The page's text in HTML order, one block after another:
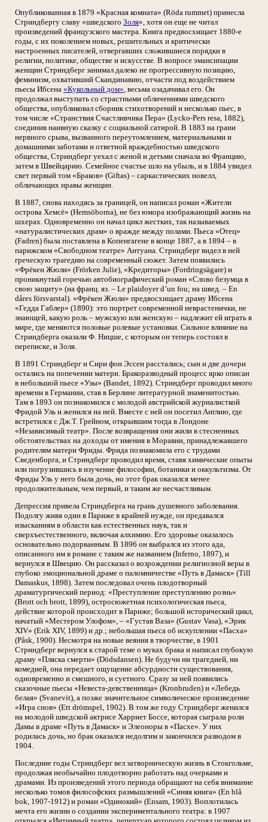
Опубликованная в 1879 «Красная комната» (Röda rummet) принесла
Стриндбергу славу «шведского Золя», хотя он еще не читал
произведений французского мастера. Книга предвосхищает 1880-е
годы, с их поколением новых, решительных и критически
настроенных писателей, отвергавших сложившиеся порядки в
религии, политике, обществе и искусстве. В вопросе эмансипации
женщин Стриндберг занимал далеко не прогрессивную позицию,
феминизм, охвативший Скандинавию, отчасти под воздействием
пьесы Ибсена «Кукольный дом», весьма озадачивал его. Он
продолжал выступать со страстными обличениями шведского
общества, опубликовал сборник стихотворений и несколько пьес, в
том числе «Странствия Счастливчика Пера» (Lycko-Pers resa, 1882),
соединив наивную сказку с социальной сатирой. В 1883 на грани
нервного срыва, вызванного переутомлением, материальными и
домашними заботами и ответной враждебностью шведского
общества, Стриндберг уехал с женой и детьми сначала во Францию,
затем в Швейцарию. Семейное счастье шло на убыль, и в 1884 увидел
свет первый том «Браков» (Giftas) – саркастических новелл,
обличающих нравы женщин.
В 1887, снова находясь за границей, он написал роман «Жители
острова Хемсё» (Hemsöborna), не без юмора изображающий жизнь на
шхерах. Одновременно он начал цикл жестких, так называемых
«натуралистических драм» о вражде между полами. Пьеса «Отец»
(Fadren) была поставлена в Копенгагене в конце 1887, а в 1894 – в
парижском «Свободном театре» Антуана. Стриндберг видел в ней
греческую трагедию на современный сюжет. Затем появились
«Фрёкен Жюли» (Frörken Julie), «Кредиторы» (Fordringsägare) и
проникнутый горечью автобиографический роман «Слово безумца в
свою защиту» (на франц. яз. – Le plaidoyer d’un fou; на швед. – En
dåres försvarstal). «Фрёкен Жюли» предвосхищает драму Ибсена
«Гедда Габлер» (1890): это портрет современной неврастенички, не
знающей, какую роль – мужскую или женскую – надлежит ей играть в
мире, где меняются половые ролевые установки. Сильное влияние на
Стриндберга оказали Ф. Ницше, с которым он теперь состоял в
переписке, и Золя.
В 1891 Стриндберг и Сири фон Эссен расстались; сын и две дочери
остались на попечении матери. Бракоразводный процесс ярко описан
в небольшой пьесе «Узы» (Bandet, 1892). Стриндберг проводил много
времени в Германии, став в Берлине литературной знаменитостью.
Там в 1893 он познакомился с молодой австрийской журналисткой
Фридой Уль и женился на ней. Вместе с ней он посетил Англию, где
встретился с Дж.Т. Грейном, открывшим тогда в Лондоне
«Независимый театр». После возвращения они жили в стесненных
обстоятельствах на доходы от имения в Моравии, принадлежавшего
родителям матери Фриды. Фрида познакомила его с трудами
Сведенборга, и Стриндберг проводил время, ставя химические опыты
или погрузившись в изучение философии, ботаники и оккультизма. От
Фриды Уль у него была дочь, но этот брак оказался менее
продолжительным, чем первый, и таким же несчастливым.
Депрессия привела Стриндберга на грань душевного заболевания.
Подолгу живя один в Париже в крайней нужде, он предавался
изысканиям в области как естественных наук, так и
сверхъестественного, включая алхимию. Его здоровье оказалось
основательно подорванным. В 1896 он выбрался из этого ада,
описанного им в романе с таким же названием (Inferno, 1897), и
вернулся в Швецию. Он рассказал о возрождении религиозной веры в
глубоко эмоциональной драме о паломничестве «Путь в Дамаск» (Till
Damaskus, 1898). Затем последовал очень плодотворный
драматургический период: «Преступление преступлению рознь»
(Brott och brott, 1899), остросюжетная психологическая пьеса,
действие которой происходит в Париже; большой исторический цикл,
начатый «Местером Улофом», – «Густав Ваза» (Gustav Vasa), «Эрик
XIV» (Erik XIV, 1899) и др.; небольшая пьеса об искуплении «Пасха»
(Påsk, 1900). Несмотря на новые веяния в творчестве, в 1901
Стриндберг вернулся к старой теме о муках брака и написал глубокую
драму «Пляска смерти» (Dödsdansen). Не будучи ни трагедией, ни
комедией, она передает ощущение абсурдности существования,
одновременно и смешного, и суетного. Сразу за ней появились
сказочные пьесы «Невеста-девственница» (Kronbruden) и «Лебедь
белая» (Svanevit), а позже значительное символическое произведение
«Игра снов» (Ett drömspel, 1902). В том же году Стриндберг женился
на молодой шведской актрисе Харриет Боссе, которая сыграла роли
Дамы в драме «Путь в Дамаск» и Элеоноры в «Пасхе». У них
родилась дочь, но брак оказался недолгим и закончился разводом в
1904.
Последние годы Стриндберг вел затворническую жизнь в Стокгольме,
продолжая необычайно плодотворно работать над очерками и
драмами. Из произведений этого периода обращают на себя внимание
несколько томов философских размышлений «Синяя книга» (En blå
bok, 1907-1912) и роман «Одинокий» (Ensam, 1903). Воплотилась
мечта его жизни о создании экспериментального театра: в 1907